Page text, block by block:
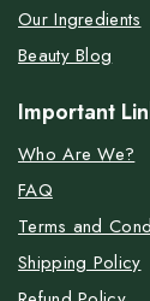
Our Ingredients
Beauty Blog
Important
Who Are We?
FAQ
Terms and
Shipping Policy